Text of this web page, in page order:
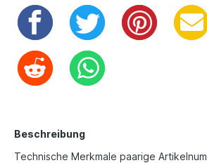
Beschreibung
Technische Merkmale paarige